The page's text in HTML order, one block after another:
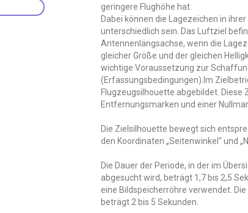
geringere Flughöhe hat.
Dabei können die Lagezeichen in
unterschiedlich sein. Das Luftziel
Antennenlängsachse, wenn die
gleicher Größe und der gleichen
wichtige Voraussetzung zur
(Erfassungsbedingungen).Im
Flugzeugsilhouette abgebildet.
Entfernungsmarken und einer
Die Zielsilhouette bewegt sich
den Koordinaten „Seitenwinkel“ und
Die Dauer der Periode, in der im
abgesucht wird, beträgt 1,7 bis 2,5
eine Bildspeicherröhre verwendet.
beträgt 2 bis 5 Sekunden.